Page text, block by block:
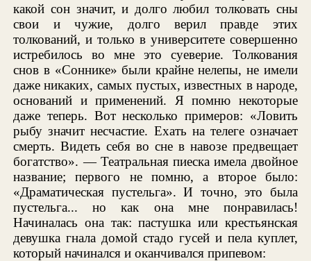
какой сон значит, и долго любил толковать сны
свои и чужие, долго верил правде этих
толкований, и только в университете совершенно
истребилось во мне это суеверие. Толкования
снов в «Соннике» были крайне нелепы, не имели
даже никаких, самых пустых, известных в народе,
оснований и применений. Я помню некоторые
даже теперь. Вот несколько примеров: «Ловить
рыбу значит несчастие. Ехать на телеге означает
смерть. Видеть себя во сне в навозе предвещает
богатство». — Театральная пиеска имела двойное
название; первого не помню, а второе было:
«Драматическая пустельга». И точно, это была
пустельга... но как она мне понравилась!
Начиналась она так: пастушка или крестьянская
девушка гнала домой стадо гусей и пела куплет,
который начинался и оканчивался припевом: